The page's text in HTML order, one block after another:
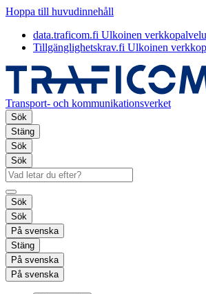
Hoppa till huvudinnehåll
data.traficom.fi Ulkoinen
Tillgänglighetskrav.fi Ulkoinen
Transport- och kommunikationsverket
Sök
Stäng
Sök
Sök
Sök
Sök
På svenska
Stäng
På svenska
På svenska